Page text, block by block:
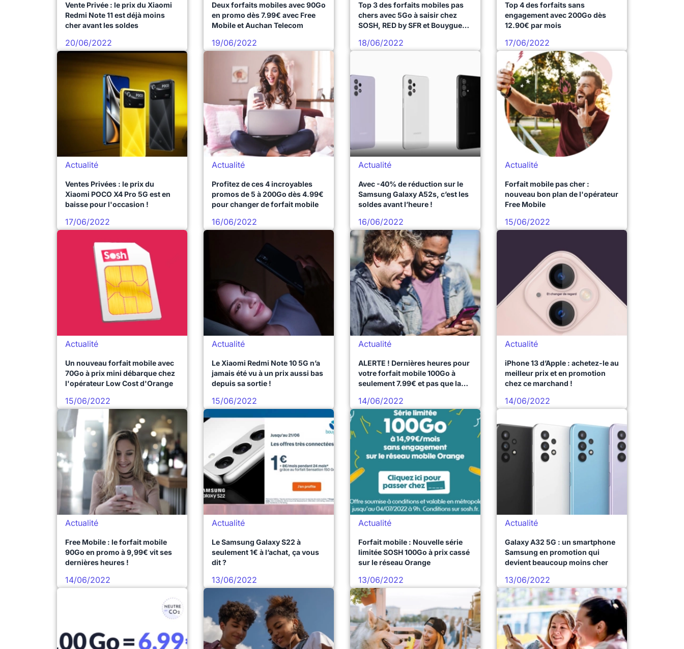
Vente Privée : le prix du Xiaomi
Redmi Note 11 est déjà moins
cher avant les soldes
20/06/2022
Deux forfaits mobiles avec 90Go
en promo dès 7.99€ avec Free
Mobile et Auchan Telecom
19/06/2022
Top 3 des forfaits mobiles pas
chers avec 5Go à saisir chez
SOSH, RED by SFR et Bouygues
18/06/2022
Top 4 des forfaits sans
engagement avec 200Go dès
12.90€ par mois
17/06/2022
Actualité
Ventes Privées : le prix du
Xiaomi POCO X4 Pro 5G est en
baisse pour l'occasion !
17/06/2022
Actualité
Profitez de ces 4 incroyables
promos de 5 à 200Go dès 4.99€
pour changer de forfait mobile
16/06/2022
Actualité
Avec -40% de réduction sur le
Samsung Galaxy A52s, c’est les
soldes avant l’heure !
16/06/2022
Actualité
Forfait mobile pas cher :
nouveau bon plan de l'opérateur
Free Mobile
15/06/2022
Actualité
Un nouveau forfait mobile avec
70Go à prix mini débarque chez
l'opérateur Low Cost d'Orange
15/06/2022
Actualité
Le Xiaomi Redmi Note 10 5G n’a
jamais été vu à un prix aussi bas
depuis sa sortie !
15/06/2022
Actualité
ALERTE ! Dernières heures pour
votre forfait mobile 100Go à
seulement 7.99€ et pas que la
14/06/2022
Actualité
iPhone 13 d’Apple : achetez-le au
meilleur prix et en promotion
chez ce marchand !
14/06/2022
Actualité
Free Mobile : le forfait mobile
90Go en promo à 9,99€ vit ses
dernières heures !
14/06/2022
Actualité
Le Samsung Galaxy S22 à
seulement 1€ à l’achat, ça vous
dit ?
13/06/2022
Actualité
Forfait mobile : Nouvelle série
limitée SOSH 100Go à prix cassé
sur le réseau Orange
13/06/2022
Actualité
Galaxy A32 5G : un smartphone
Samsung en promotion qui
devient beaucoup moins cher
13/06/2022